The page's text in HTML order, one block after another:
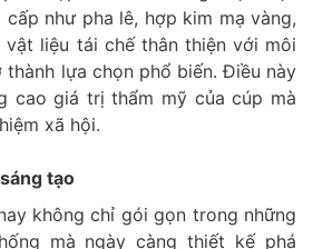
như pha lê, hợp kim mạ vàng,
vật liệu tái chế thân thiện với môi
lựa chọn phổ biến. Điều này
cao giá trị thẩm mỹ của cúp mà
xã hội.
tạo
không chỉ gói gọn trong những
mà ngày càng thiết kế phá